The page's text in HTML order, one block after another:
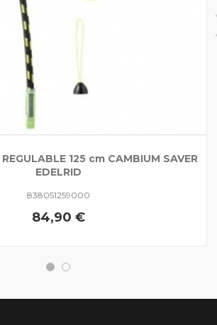
125 cm CAMBIUM SAVER
EDELRID
838051259000
84,90 €